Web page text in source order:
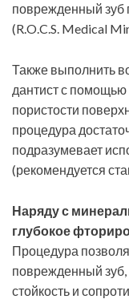
поврежденный зуб
(R.O.C.S. Medical
Также выполнить
дантист с
пористости
процедура
подразумевает
(рекомендуется
Наряду с
глубокое
Процедура
поврежденный зуб,
стойкость и